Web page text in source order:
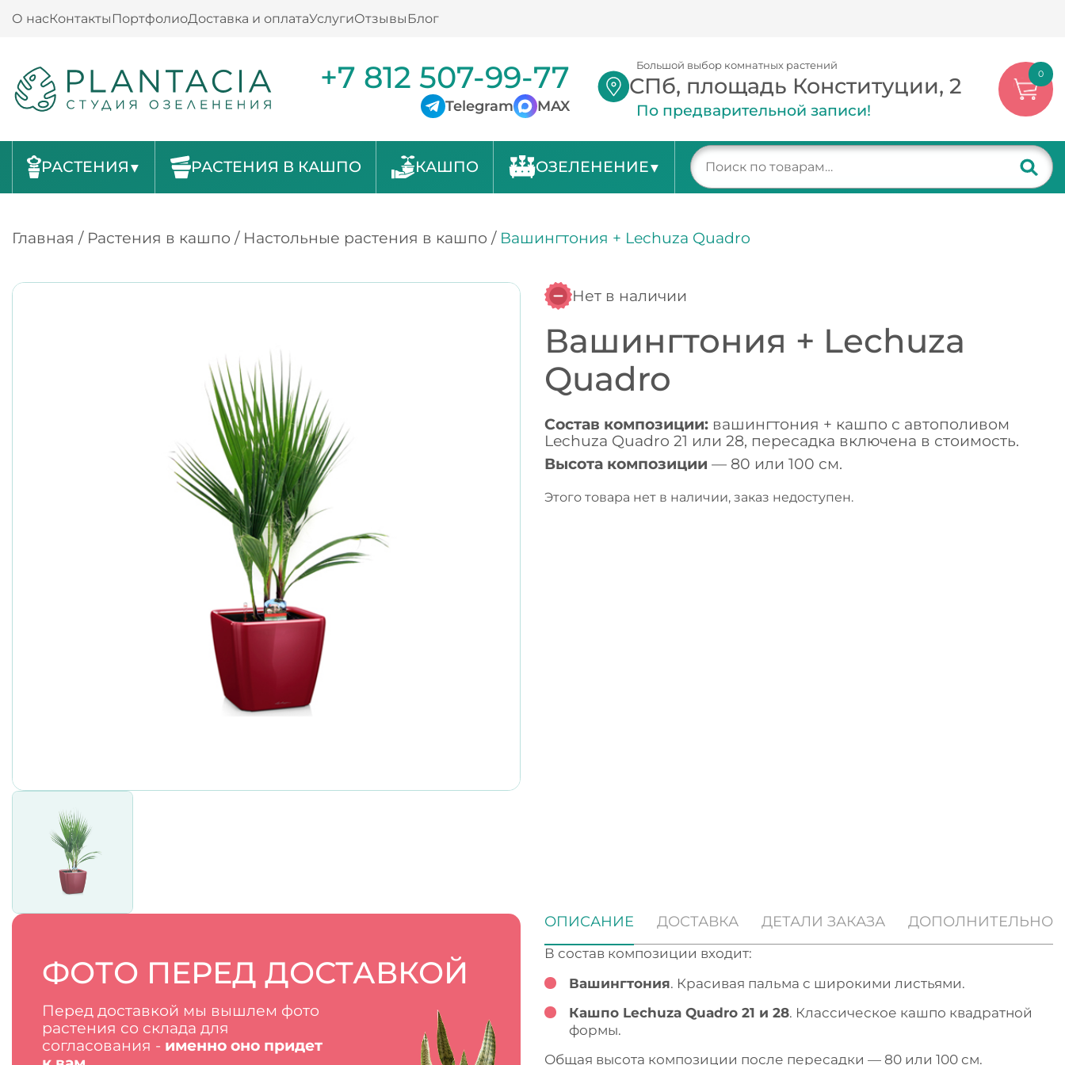
О насКонтакты ПортфолиоДоставка и оплатаУслугиОтзывы Блог
+7 812 507-99-77
Telegram MAX
Большой выбор комнатных растений
СПб, площадь Конституции, 2
По предварительной записи!
0
РАСТЕНИЯ РАСТЕНИЯ В КАШПО КАШПО ОЗЕЛЕНЕНИЕ
Главная / Растения в кашпо / Настольные растения в кашпо / Вашингтония + Lechuza Quadro
Нет в наличии
Вашингтония + Lechuza
Quadro
Состав композиции: вашингтония + кашпо с автополивом
Lechuza Quadro 21 или 28, пересадка включена в стоимость.
Высота композиции — 80 или 100 см.
Этого товара нет в наличии, заказ недоступен.
ФОТО ПЕРЕД ДОСТАВКОЙ
Перед доставкой мы вышлем фото
растения со склада для
согласования - именно оно придет
ОПИСАНИЕ ДОСТАВКА ДЕТАЛИ ЗАКАЗА ДОПОЛНИТЕЛЬНО
В состав композиции входит:
Вашингтония. Красивая пальма с широкими листьями.
Кашпо Lechuza Quadro 21 и 28. Классическое кашпо квадратной
формы.
Общая высота композиции после пересадки — 80 или 100 см.